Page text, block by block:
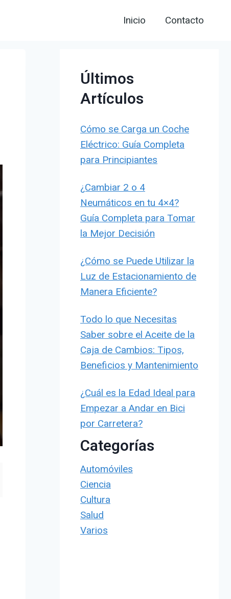
Inicio Contacto
Últimos
Artículos
Cómo se Carga un Coche
Eléctrico: Guía Completa
para Principiantes
¿Cambiar 2 o 4
Neumáticos en tu 4×4?
Guía Completa para Tomar
la Mejor Decisión
¿Cómo se Puede Utilizar la
Luz de Estacionamiento de
Manera Eficiente?
Todo lo que Necesitas
Saber sobre el Aceite de la
Caja de Cambios: Tipos,
Beneficios y Mantenimiento
¿Cuál es la Edad Ideal para
Empezar a Andar en Bici
por Carretera?
Categorías
Automóviles
Ciencia
Cultura
Salud
Varios